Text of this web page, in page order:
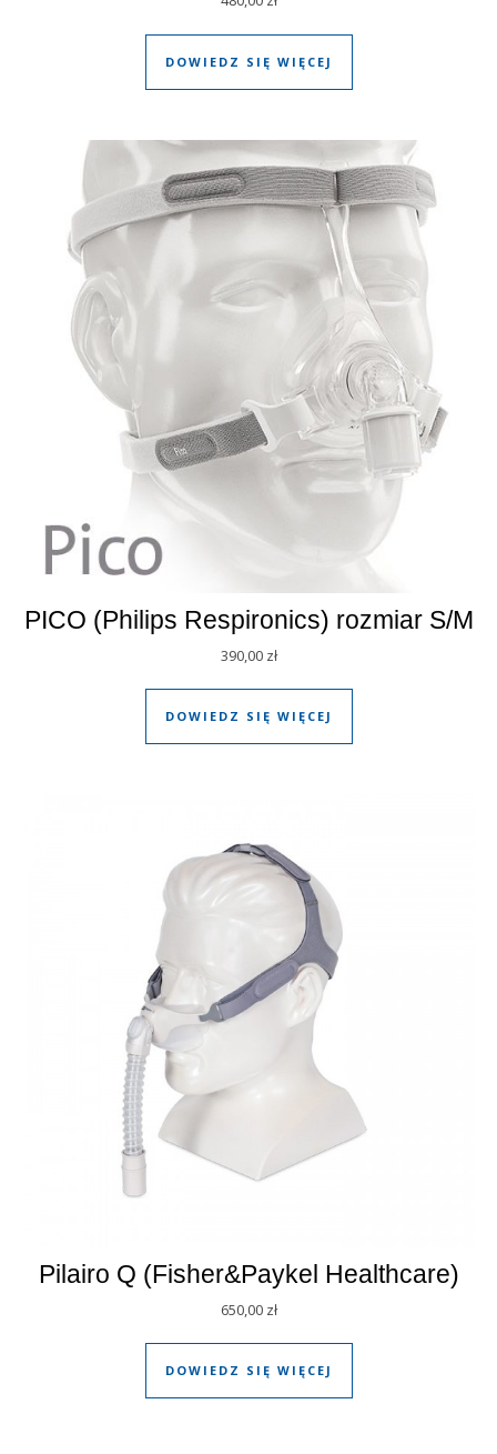
DOWIEDZ SIĘ WIĘCEJ
PICO (Philips Respironics) rozmiar S/M
390,00 zł
DOWIEDZ SIĘ WIĘCEJ
Pilairo Q (Fisher&Paykel Healthcare)
650,00 zł
DOWIEDZ SIĘ WIĘCEJ